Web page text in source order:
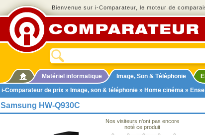
Bienvenue sur i-Comparateur, le moteur de
Matériel informatique Image, Son & Téléphonie
i-Comparateur de prix » Image, son & téléphonie » Home cinéma »
Samsung HW-Q930C
Nos visiteurs n'ont pas encore
noté ce produit